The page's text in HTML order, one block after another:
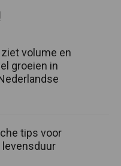
volume en
groeien in
tips voor
levensduur